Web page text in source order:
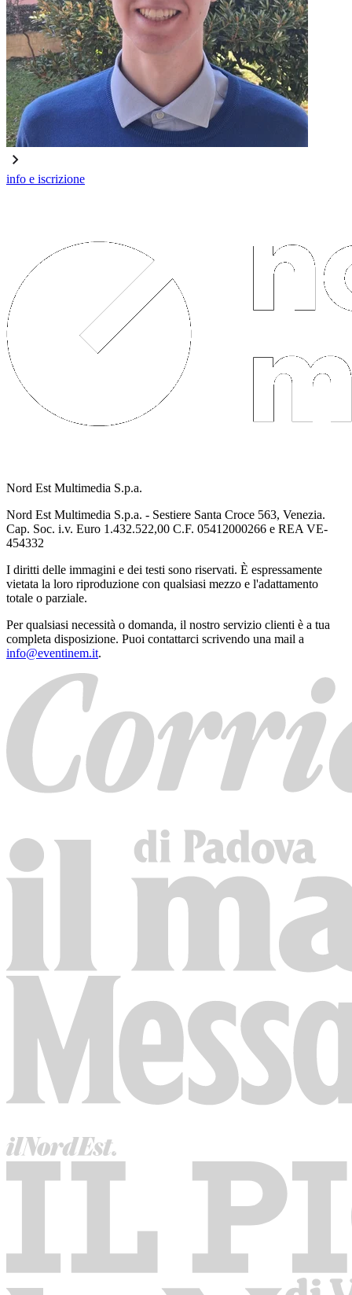
info e iscrizione
Nord Est Multimedia S.p.a.
Nord Est Multimedia S.p.a. - Sestiere Santa Croce 563, Venezia.
Cap. Soc. i.v. Euro 1.432.522,00 C.F. 05412000266 e REA VE-
454332
I diritti delle immagini e dei testi sono riservati. È espressamente
vietata la loro riproduzione con qualsiasi mezzo e l'adattamento
totale o parziale.
Per qualsiasi necessità o domanda, il nostro servizio clienti è a tua
completa disposizione. Puoi contattarci scrivendo una mail a
info@eventinem.it.